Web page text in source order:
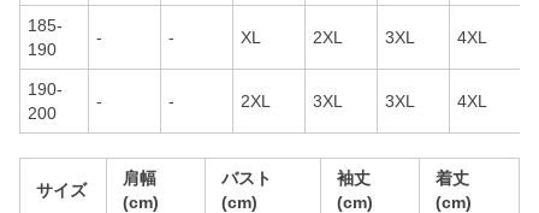
185-
190
- - XL 2XL 3XL 4XL
190-
200
- - 2XL 3XL 3XL 4XL
サイズ
肩幅
(cm)
バスト
(cm)
袖丈
(cm)
着丈
(cm)